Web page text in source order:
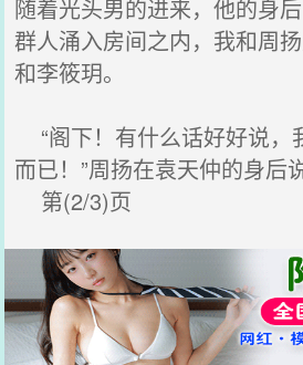
随着光头男的进来，他的身
群人涌入房间之内，我和周
和李筱玥。
“阁下！有什么话好好说，
而已！”周扬在袁天仲的身后
第(2/3)页